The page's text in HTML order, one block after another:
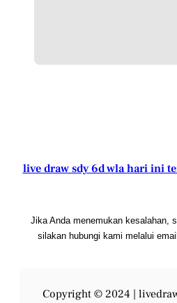
live draw sdy 6d wla hari ini
Jika Anda menemukan kesalahan,
silakan hubungi kami melalui
Copyright © 2024 |